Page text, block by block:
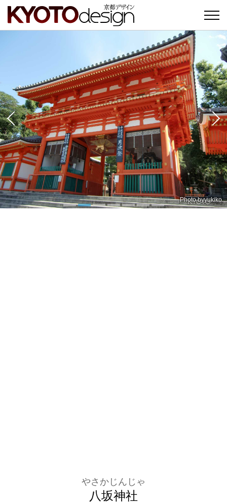
Photo by岡田 直三
Photo by吉田新一郎
Photo byyukiko
八坂神社
やさかじんじゃ